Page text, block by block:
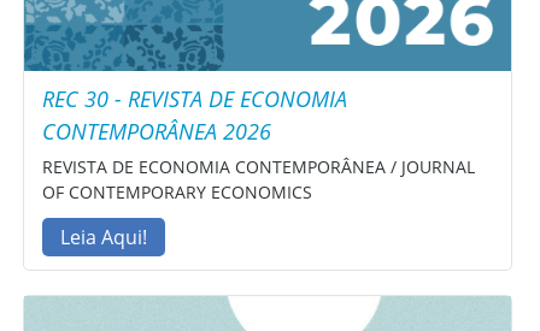
REC 30 - REVISTA DE ECONOMIA
CONTEMPORÂNEA 2026
REVISTA DE ECONOMIA CONTEMPORÂNEA / JOURNAL
OF CONTEMPORARY ECONOMICS
Leia Aqui!